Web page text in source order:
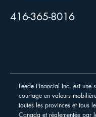
416-365-8016
Leede Financial Inc. est une
courtage en valeurs
toutes les provinces et tous
Canada et réglementée par